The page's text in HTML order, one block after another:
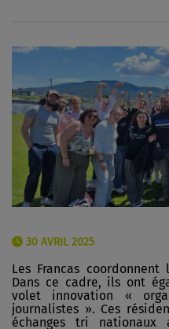
30 AVRIL 2025
Les Francas
Dans ce cadre, ils ont
volet innovation «
journalistes ». Ces
échanges tri